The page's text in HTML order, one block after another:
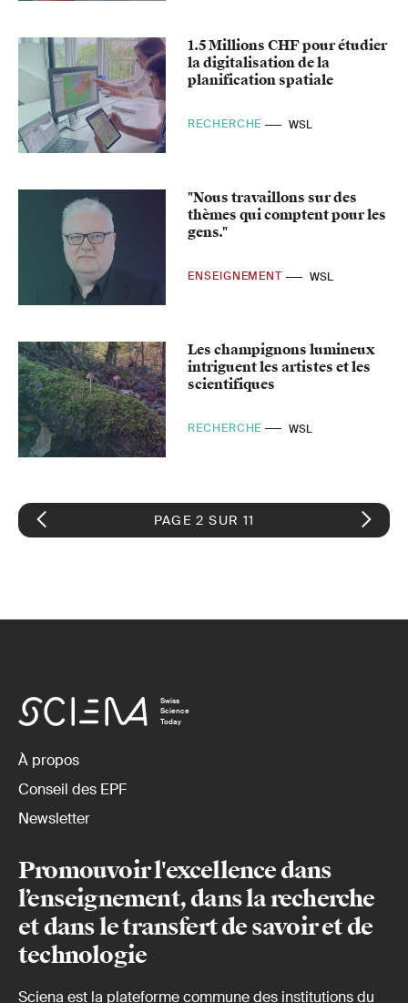
1.5 Millions CHF pour étudier
la digitalisation de la
planification spatiale
RECHERCHE WSL
"Nous travaillons sur des
thèmes qui comptent pour les
gens."
ENSEIGNEMENT WSL
Les champignons lumineux
intriguent les artistes et les
scientifiques
RECHERCHE WSL
PAGE 2 SUR 11
Swiss
Science
Today
À propos
Conseil des EPF
Newsletter
Promouvoir l'excellence dans
l’enseignement, dans la recherche
et dans le transfert de savoir et de
technologie
Sciena est la plateforme commune des institutions du